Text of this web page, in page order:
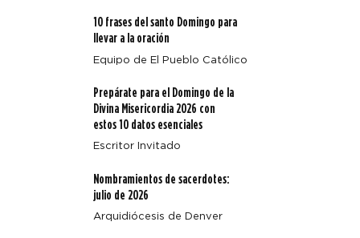
ministros extraordinarios comparten el amor sanador
de Cristo
10 frases del santo Domingo para
llevar a la oración
Equipo de El Pueblo Católico
Prepárate para el Domingo de la
Divina Misericordia 2026 con
estos 10 datos esenciales
Escritor Invitado
Nombramientos de sacerdotes:
julio de 2026
Arquidiócesis de Denver